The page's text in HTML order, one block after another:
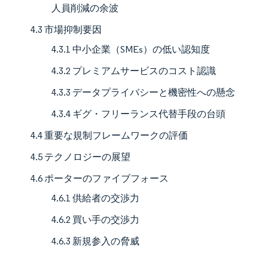
人員削減の余波
4.3 市場抑制要因
4.3.1 中小企業（SMEs）の低い認知度
4.3.2 プレミアムサービスのコスト認識
4.3.3 データプライバシーと機密性への懸念
4.3.4 ギグ・フリーランス代替手段の台頭
4.4 重要な規制フレームワークの評価
4.5 テクノロジーの展望
4.6 ポーターのファイブフォース
4.6.1 供給者の交渉力
4.6.2 買い手の交渉力
4.6.3 新規参入の脅威